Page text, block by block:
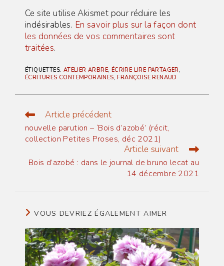
Ce site utilise Akismet pour réduire les
indésirables. En savoir plus sur la façon dont
les données de vos commentaires sont
traitées.
ÉTIQUETTES: ATELIER ARBRE, ÉCRIRE LIRE PARTAGER ,
ÉCRITURES CONTEMPORAINES, FRANÇOISE RENAUD
Read
articles
Article précédent
nouvelle parution – ‘Bois d’azobé’ (récit,
collection Petites Proses, déc 2021)
Article suivant
Bois d’azobé : dans le journal de bruno lecat au
14 décembre 2021
VOUS DEVRIEZ ÉGALEMENT AIMER